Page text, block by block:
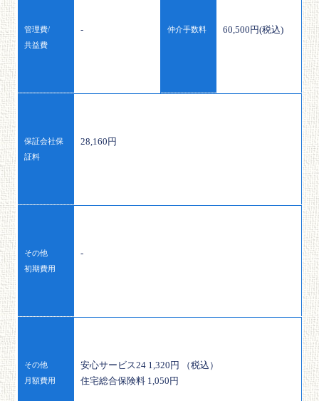
管理費/
共益費
- 仲介手数料 60,500円(税込)
保証会社保
証料
28,160円
その他
初期費用
-
その他
月額費用
安心サービス24 1,320円 （税込）
住宅総合保険料 1,050円